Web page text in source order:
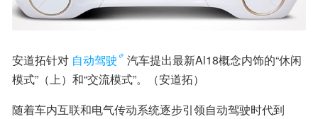
安道拓针对 自动驾驶
汽车提出最新Al18概念内饰的“休闲
模式”（上）和“交流模式”。（安道拓）
随着车内互联和电气传动系统逐步引领自动驾驶时代到